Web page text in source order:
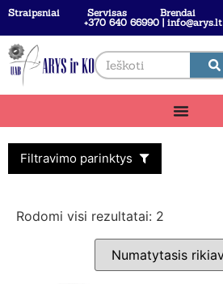
Straipsniai Servisas
Brendai
+370 640 66990 | info@arys.lt
Filtravimo parinktys
Rodomi visi rezultatai: 2